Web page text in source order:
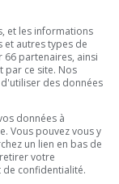
et les informations
et autres types de
partenaires, ainsi
par ce site. Nos
des données
données à
Vous pouvez vous y
un lien en bas de
votre
de confidentialité.